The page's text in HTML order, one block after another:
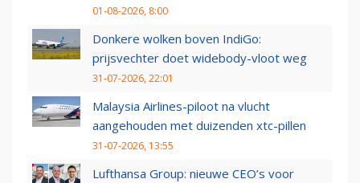
01-08-2026, 8:00
Donkere wolken boven IndiGo:
prijsvechter doet widebody-vloot weg
31-07-2026, 22:01
Malaysia Airlines-piloot na vlucht
aangehouden met duizenden xtc-pillen
31-07-2026, 13:55
Lufthansa Group: nieuwe CEO’s voor